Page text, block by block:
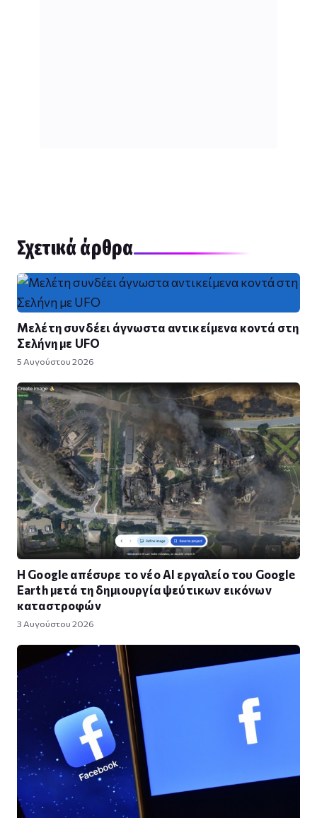
Σχετικά άρθρα
Μελέτη συνδέει άγνωστα αντικείμενα κοντά στη
Σελήνη με UFO
5 Αυγούστου 2026
Η Google απέσυρε το νέο AI εργαλείο του Google
Earth μετά τη δημιουργία ψεύτικων εικόνων
καταστροφών
3 Αυγούστου 2026